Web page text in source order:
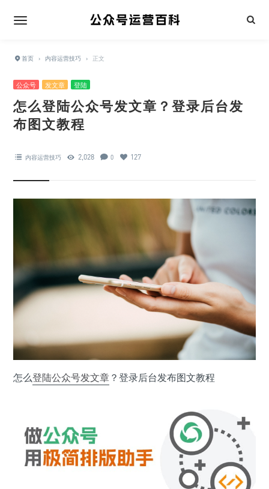
首页 › 内容运营技巧 › 正文
公众号 发文章 登陆
怎么登陆公众号发文章？登录后台发
布图文教程
内容运营技巧 2,028 0 127
怎么登陆公众号发文章 ？登录后台发布图文教程